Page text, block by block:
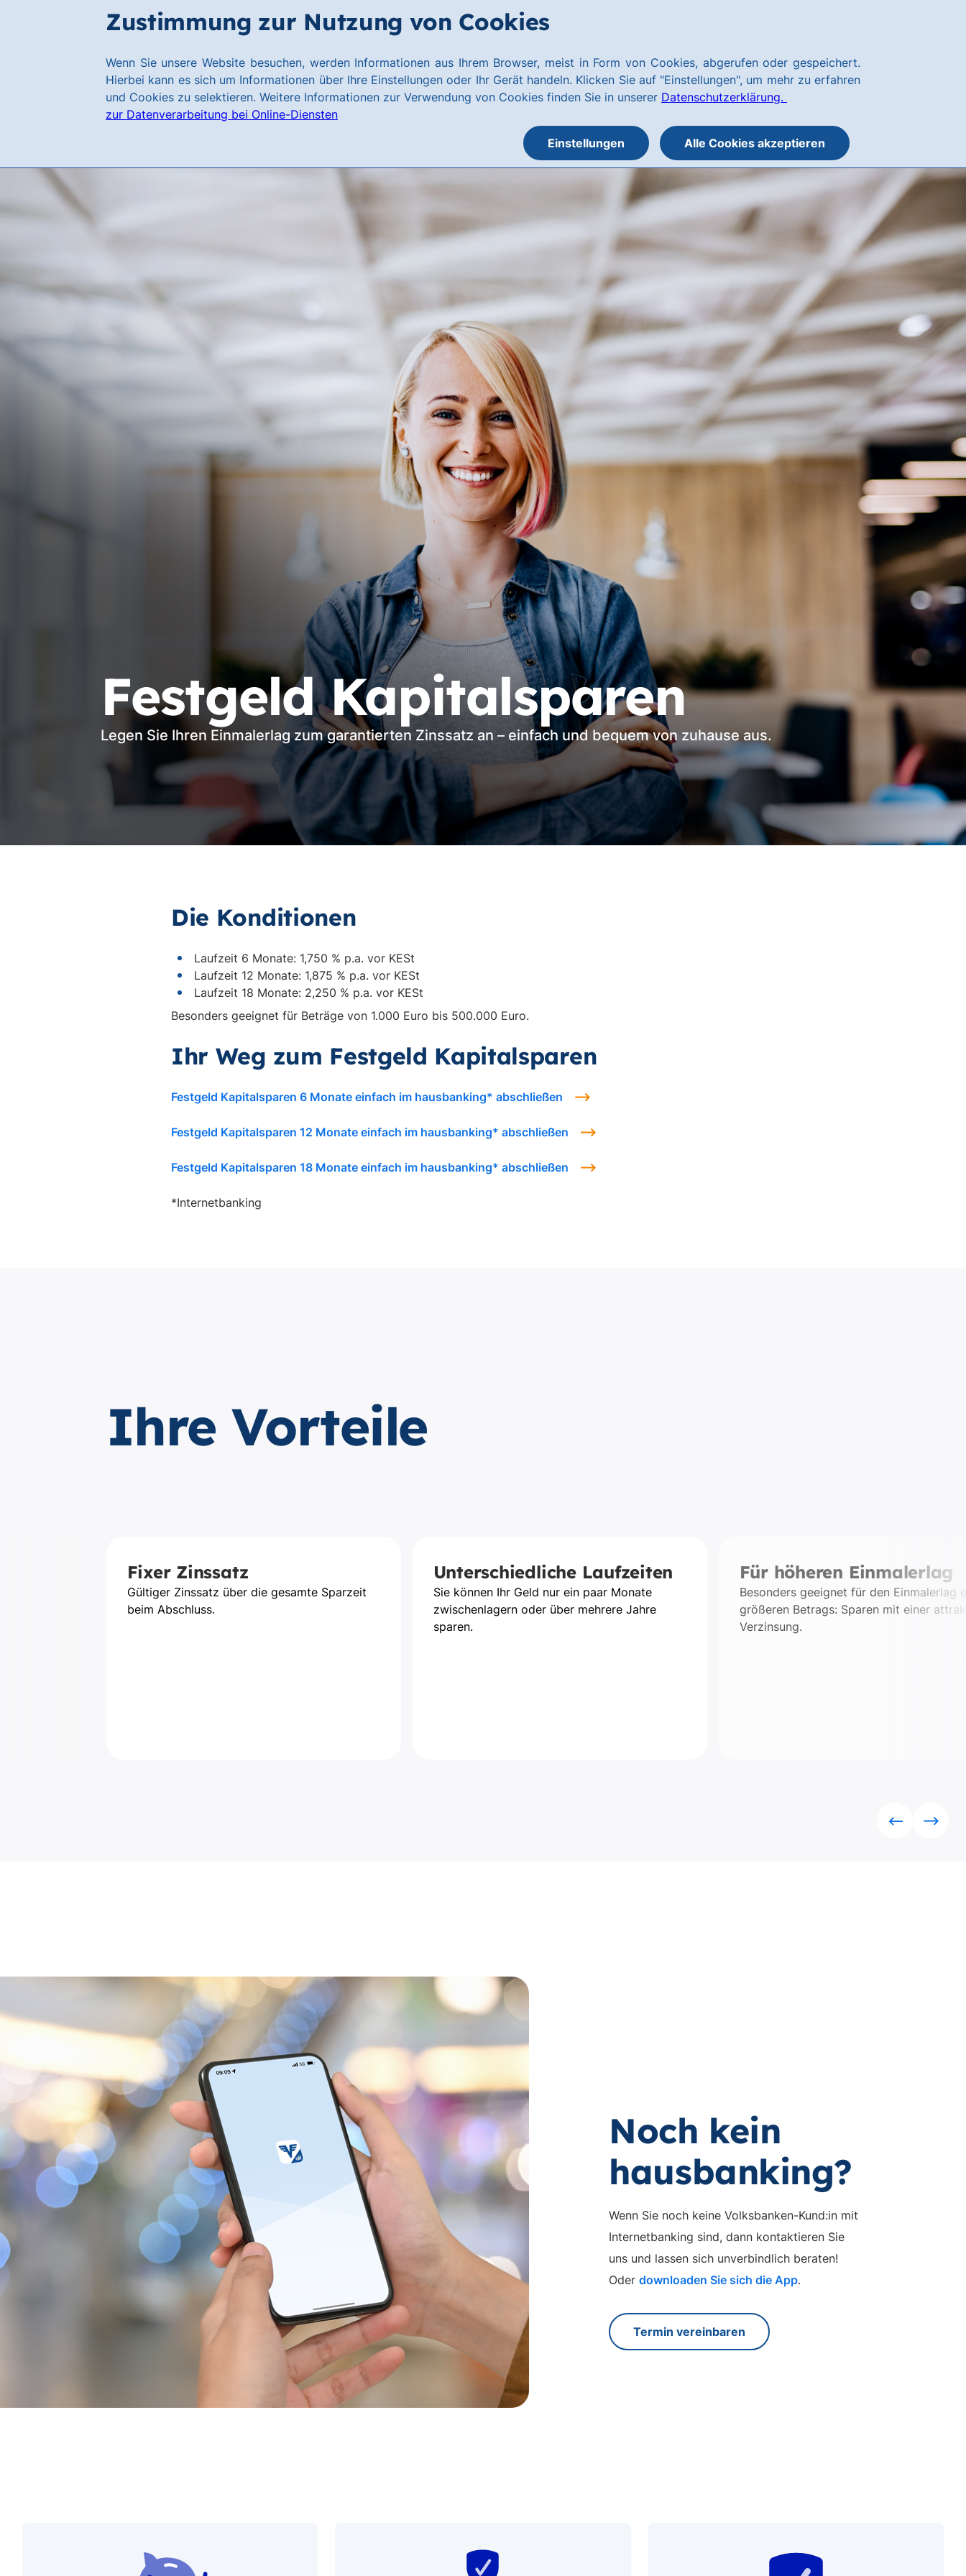
Zustimmung zur Nutzung von Cookies
Wenn Sie unsere Website besuchen, werden Informationen aus Ihrem Browser, meist in Form von Cookies, abgerufen oder gespeichert.
Hierbei kann es sich um Informationen über Ihre Einstellungen oder Ihr Gerät handeln. Klicken Sie auf "Einstellungen", um mehr zu erfahren
und Cookies zu selektieren. Weitere Informationen zur Verwendung von Cookies finden Sie in unserer Datenschutzerklärung.
zur Datenverarbeitung bei Online-Diensten
Alle Cookies akzeptieren
Einstellungen
hausbanking
Festgeld Kapitalsparen
Legen Sie Ihren Einmalerlag zum garantierten Zinssatz an – einfach und bequem von zuhause aus.
Die Konditionen
Laufzeit 6 Monate: 1,750 % p.a. vor KESt
Laufzeit 12 Monate: 1,875 % p.a. vor KESt
Laufzeit 18 Monate: 2,250 % p.a. vor KESt
Besonders geeignet für Beträge von 1.000 Euro bis 500.000 Euro.
Ihr Weg zum Festgeld Kapitalsparen
Festgeld Kapitalsparen 6 Monate einfach im hausbanking* abschließen
Festgeld Kapitalsparen 12 Monate einfach im hausbanking* abschließen
Festgeld Kapitalsparen 18 Monate einfach im hausbanking* abschließen
*Internetbanking
Ihre Vorteile
Fixer Zinssatz
Gültiger Zinssatz über die gesamte Sparzeit
beim Abschluss.
Unterschiedliche Laufzeiten
Sie können Ihr Geld nur ein paar Monate
zwischenlagern oder über mehrere Jahre
sparen.
Für höheren Einmalerlag
Besonders geeignet für den Einmalerlag
größeren Betrags: Sparen mit einer
Verzinsung.
Rückwärts
Noch kein
hausbanking?
Wenn Sie noch keine Volksbanken-Kund:in mit
Internetbanking sind, dann kontaktieren Sie
uns und lassen sich unverbindlich beraten!
Oderdownloaden Sie sich die App.
Termin vereinbaren